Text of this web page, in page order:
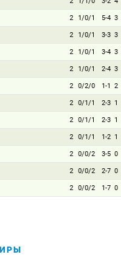
2 1/0/1 5-4 3
2 1/0/1 3-3 3
2 1/0/1 3-4 3
2 1/0/1 2-4 3
2 0/2/0 1-1 2
2 0/1/1 2-3 1
2 0/1/1 2-3 1
2 0/1/1 1-2 1
2 0/0/2 3-5 0
2 0/0/2 2-7 0
2 0/0/2 1-7 0